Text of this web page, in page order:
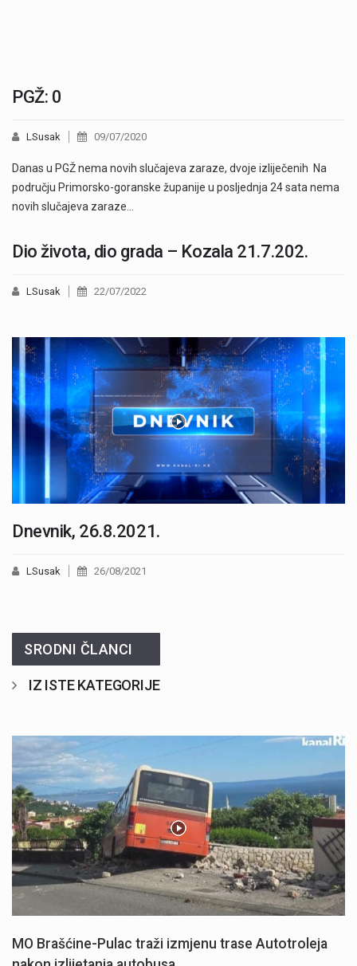
PGŽ: 0
LSusak 09/07/2020
Danas u PGŽ nema novih slučajeva zaraze, dvoje izliječenih Na
području Primorsko-goranske županije u posljednja 24 sata nema
novih slučajeva zaraze…
Dio života, dio grada – Kozala 21.7.202.
LSusak 22/07/2022
Dnevnik, 26.8.2021.
LSusak 26/08/2021
SRODNI ČLANCI
IZ ISTE KATEGORIJE
MO Brašćine-Pulac traži izmjenu trase Autotroleja